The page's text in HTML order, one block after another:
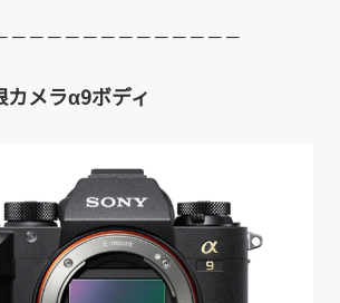
－－－－－－－－－－－－－
メラα9ボディ